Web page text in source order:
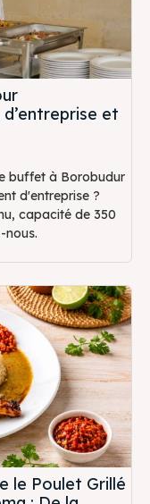
et
buffet à Borobudur
d'entreprise ?
capacité de 350
nous.
le Poulet Grillé